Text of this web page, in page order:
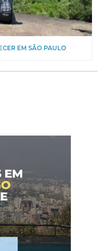
EM SÃO PAULO